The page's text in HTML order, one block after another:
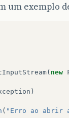
um exemplo
( new
)
( "Erro ao abrir